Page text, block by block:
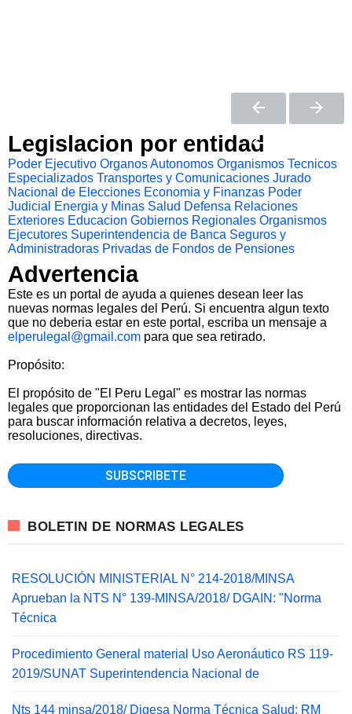
Legislacion por entidad
Poder Ejecutivo Organos Autonomos Organismos Tecnicos
Especializados Transportes y Comunicaciones Jurado
Nacional de Elecciones Economia y Finanzas Poder
Judicial
Energia y Minas Salud Defensa Relaciones
Exteriores Educacion Gobiernos Regionales Organismos
Ejecutores Superintendencia de Banca Seguros y
Administradoras Privadas de Fondos de Pensiones
Advertencia
Este es un portal de ayuda a quienes desean leer las
nuevas normas legales del Perú. Si encuentra algun texto
que no deberia estar en este portal, escriba un mensaje a
elperulegal@gmail.com para que sea retirado.
Propósito:
El propósito de "El Peru Legal" es mostrar las normas
legales que proporcionan las entidades del Estado del Perú
para buscar información relativa a decretos, leyes,
resoluciones, directivas.
BOLETIN DE NORMAS LEGALES
RESOLUCIÓN MINISTERIAL N° 214-2018/MINSA
Aprueban la NTS N° 139-MINSA/2018/ DGAIN: "Norma
Técnica
Procedimiento General material Uso Aeronáutico RS 119-
2019/SUNAT Superintendencia Nacional de
Nts 144 minsa/2018/ Digesa Norma Técnica Salud: RM